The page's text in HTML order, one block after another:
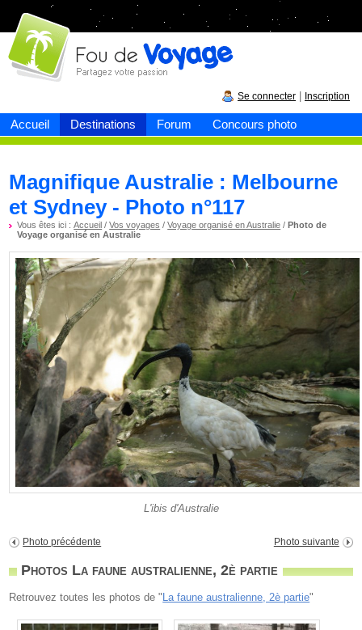
Accueil Destinations Forum Concours photo
Fou devoyage
Se connecter Inscription
Magnifique Australie : Melbourne
et Sydney - Photo n°117
Vous êtes ici :Accueil /Vos voyages /Voyage organisé en Australie /Photo de
Voyage organisé en Australie
L'ibis d'Australie
Photo précédente Photo suivante
Photos La faune australienne, 2è partie
Retrouvez toutes les photos de "La faune australienne, 2è partie"